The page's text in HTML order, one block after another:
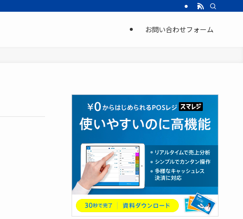
お問い合わせフォーム